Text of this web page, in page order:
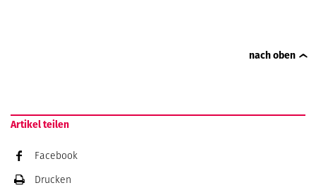
nach oben
Artikel teilen
Facebook
Drucken